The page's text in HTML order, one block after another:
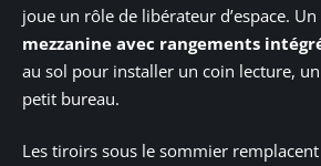
joue un rôle de libérateur d’espace. Un
mezzanine avec rangements
au sol pour installer un coin lecture,
petit bureau.
Les tiroirs sous le sommier